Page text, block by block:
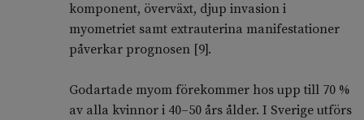
komponent, överväxt, djup invasion i
myometriet samt extrauterina manifestationer
påverkar prognosen [9].
Godartade myom förekommer hos upp till 70 %
av alla kvinnor i 40–­50 års ålder. I Sverige utförs